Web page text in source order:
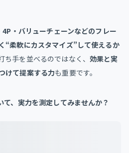
4P・バリューチェーンなどのフレー
“柔軟にカスタマイズ”して使えるか
ち手を並べるのではなく、効果と実
けて提案する力も重要です。
て、実力を測定してみませんか？